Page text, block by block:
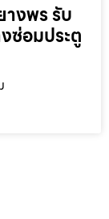
างพร รับ
ซ่อมประตู